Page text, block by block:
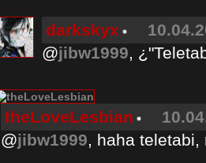
darkskyx
@jibw1999,
theLoveLesbian
@jibw1999, haha